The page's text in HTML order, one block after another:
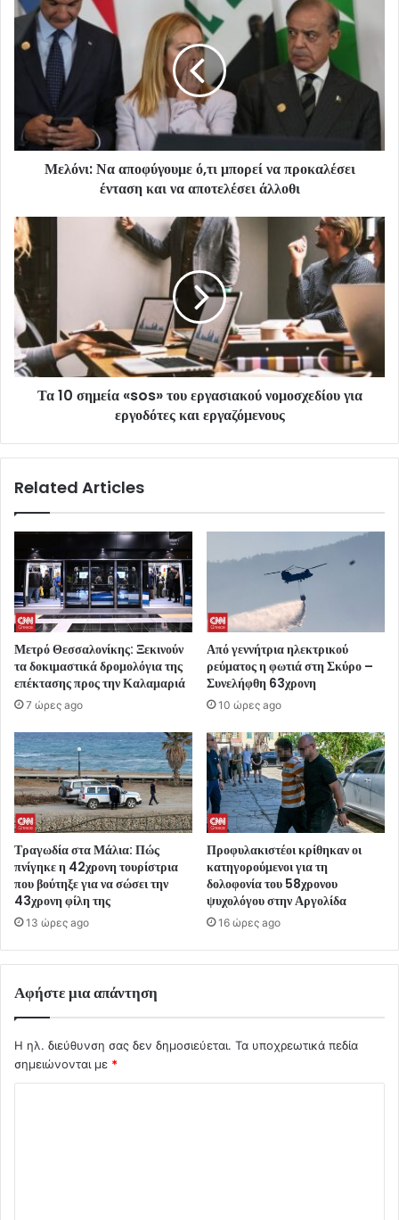
Μελόνι: Να αποφύγουμε ό,τι μπορεί να προκαλέσει
ένταση και να αποτελέσει άλλοθι
Τα 10 σημεία «sos» του εργασιακού νομοσχεδίου για
εργοδότες και εργαζόμενους
Related Articles
Μετρό Θεσσαλονίκης: Ξεκινούν
τα δοκιμαστικά δρομολόγια της
επέκτασης προς την Καλαμαριά
7 ώρες ago
Από γεννήτρια ηλεκτρικού
ρεύματος η φωτιά στη Σκύρο –
Συνελήφθη 63χρονη
10 ώρες ago
Τραγωδία στα Μάλια: Πώς
πνίγηκε η 42χρονη τουρίστρια
που βούτηξε για να σώσει την
43χρονη φίλη της
13 ώρες ago
Προφυλακιστέοι κρίθηκαν οι
κατηγορούμενοι για τη
δολοφονία του 58χρονου
ψυχολόγου στην Αργολίδα
16 ώρες ago
Αφήστε μια απάντηση
Η ηλ. διεύθυνση σας δεν δημοσιεύεται. Τα υποχρεωτικά πεδία
σημειώνονται με *